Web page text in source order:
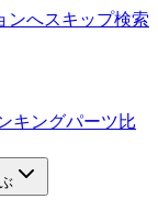
ンへスキップ検索
キングパーツ比